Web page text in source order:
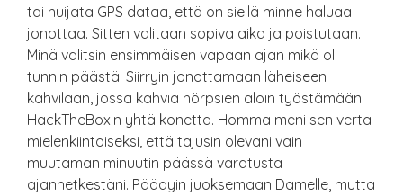
tai huijata GPS dataa, että on siellä minne haluaa
jonottaa. Sitten valitaan sopiva aika ja poistutaan.
Minä valitsin ensimmäisen vapaan ajan mikä oli
tunnin päästä. Siirryin jonottamaan läheiseen
kahvilaan, jossa kahvia hörpsien aloin työstämään
HackTheBoxin yhtä konetta. Homma meni sen verta
mielenkiintoiseksi, että tajusin olevani vain
muutaman minuutin päässä varatusta
ajanhetkestäni. Päädyin juoksemaan Damelle, mutta